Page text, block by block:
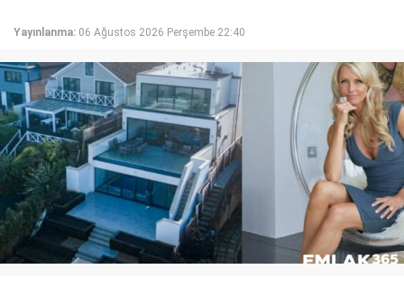
Yayınlanma: 06 Ağustos 2026 Perşembe 22:40